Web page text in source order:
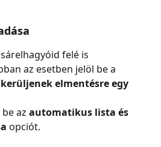
felé is
az esetben jelöl be a
elmentésre egy
az automatikus lista és
opciót.